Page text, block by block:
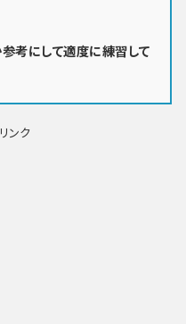
考にして適度に練習して
ンク